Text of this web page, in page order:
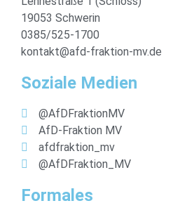
19053 Schwerin
0385/525-1700
kontakt@afd-fraktion-mv.de
Soziale Medien
@AfDFraktionMV
AfD-Fraktion MV
afdfraktion_mv
@AfDFraktion_MV
Formales